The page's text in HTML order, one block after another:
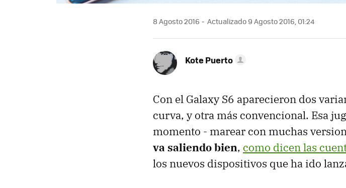
8 Agosto 2016 Actualizado 9 Agosto 2016, 01:24
Kote Puerto
Con el Galaxy S6 aparecieron dos
curva, y otra más convencional. Esa
momento - marear con muchas
va saliendo bien, como dicen las
los nuevos dispositivos que ha ido